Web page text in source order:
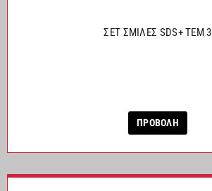
ΣΕΤ ΣΜΙΛΕΣ SDS+ ΤΕΜ 3
ΠΡΟΒΟΛΗ